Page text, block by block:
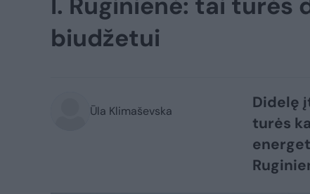
biudžetui
Ūla Klimaševska
Didelę
turės